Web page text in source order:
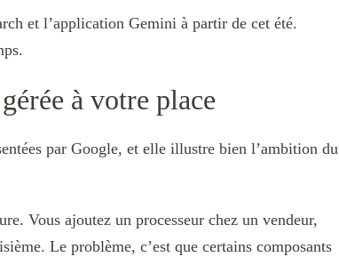
et l’application Gemini à partir de cet été.
à votre place
par Google, et elle illustre bien l’ambition du
Vous ajoutez un processeur chez un vendeur,
Le problème, c’est que certains composants